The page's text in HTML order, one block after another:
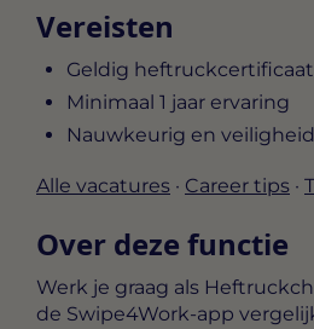
Vereisten
Geldig heftruckcertificaat
Minimaal 1 jaar ervaring
Nauwkeurig en
Alle vacatures · Career tips ·
Over deze functie
Werk je graag als
de Swipe4Work-app